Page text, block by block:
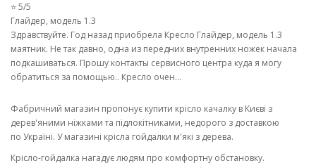
⭐ 5/5
Глайдер, модель 1.3
Здравствуйте. Год назад приобрела Кресло Глайдер, модель 1.3
маятник. Не так давно, одна из передних внутренних ножек начала
подкашиваться. Прошу контакты сервисного центра куда я могу
обратиться за помощью.. Кресло очен...
Фабричний магазин пропонує купити крісло качалку в Києві з
дерев'яними ніжками та підлокітниками, недорого з доставкою
по Україні. У магазині крісла гойдалки м'які з дерева.
Крісло-гойдалка нагадує людям про комфортну обстановку.